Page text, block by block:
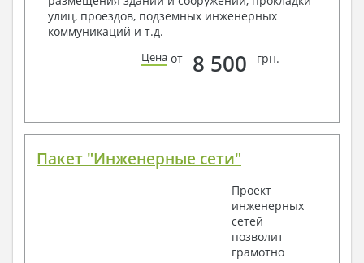
Элементы каркаса – схемы расположения
Схема расположения перекрытий
Опоры перекрытия на стены или Узлы
Элементы кровли – схемы расположения
3. Инженерный раздел (приобретается по желанию
за дополнительную плату):
Условные обозначения с общими данными
Поэтажная система водоснабжения и
Аксонометрическая схема водоснабжения и
улиц, проездов, подземных инженерных
коммуникаций и т.д.
Цена от 8 500 грн.
Пакет "Инженерные сети"
Проект
инженерных
сетей
позволит
грамотно